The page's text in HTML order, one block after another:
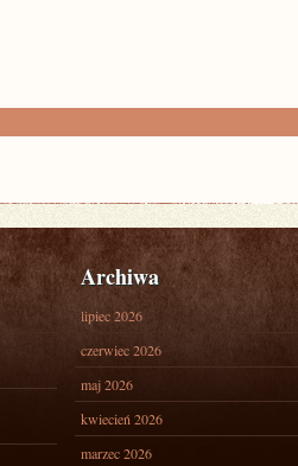
Archiwa
lipiec 2026
czerwiec 2026
maj 2026
kwiecień 2026
marzec 2026